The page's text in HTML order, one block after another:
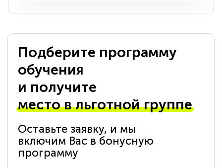
Подберите программу
обучения
и получите
место в льготной группе
Оставьте заявку, и мы
включим Вас в бонусную
программу